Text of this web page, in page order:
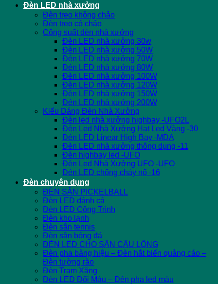
Đèn LED nhà xưởng
Đèn treo không chảo
Đèn treo có chảo
Công suất đèn nhà xưởng
Đèn LED nhà xưởng 30w
Đèn LED nhà xưởng 50W
Đèn LED nhà xưởng 70W
Đèn LED nhà xưởng 80W
Đèn LED nhà xưởng 100W
Đèn LED nhà xưởng 120W
Đèn LED nhà xưởng 150W
Đèn LED nhà xưởng 200W
Kiểu Dáng Đèn Nhà Xưởng
Đèn led nhà xưởng highbay -UFO2L
Đèn Led Nhà Xưởng Hạt Led Vàng -30
Đèn LED Linear High Bay -MDA
Đèn LED nhà xưởng thông dụng -11
Đèn highbay led -UFO
Đèn Led Nhà Xưởng UFO -UFO
Đèn LED chống cháy nổ -16
Đèn chuyên dụng
ĐÈN SÂN PICKELBALL
Đèn LED đánh cá
Đèn LED Công Trình
Đèn kho lạnh
Đèn sân tennis
Đèn sân bóng đá
ĐÈN LED CHO SÂN CẦU LÔNG
Đèn pha bảng hiệu – Đèn hắt biển quảng cáo –
Đèn tường rào
Đèn Trạm Xăng
Đèn LED Đổi Màu – Đèn pha led màu